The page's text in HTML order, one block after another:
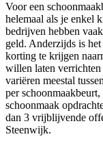
Voor een
helemaal als je enkel
bedrijven hebben
geld. Anderzijds is
korting te krijgen
willen laten
variëren meestal
per
schoonmaak
dan 3 vrijblijvende
Steenwijk.